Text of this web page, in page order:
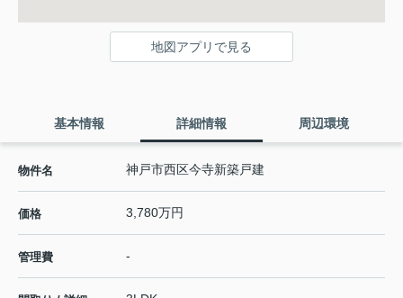
地図アプリで見る
基本情報 詳細情報 周辺環境
物件名 神戸市西区今寺新築戸建
価格 3,780万円
管理費 -